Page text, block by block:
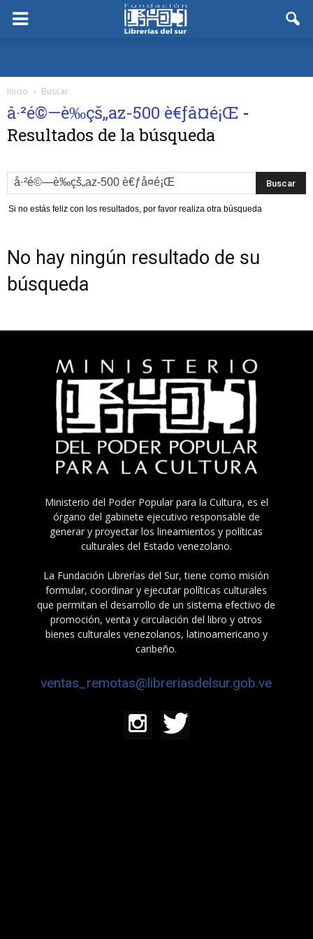
Inicio Buscar
å·²é©—è­‰çš„az-500 è€ƒå¤é¡Œ -
Resultados de la búsqueda
Si no estás feliz con los resultados, por favor realiza otra búsqueda
No hay ningún resultado de su
búsqueda
Ministerio del Poder Popular para la Cultura, es el
órgano del gabinete ejecutivo responsable de
generar y proyectar los lineamientos y políticas
culturales del Estado venezolano.
La Fundación Librerías del Sur, tiene como misión
formular, coordinar y ejecutar políticas culturales
que permitan el desarrollo de un sistema efectivo de
promoción, venta y circulación del libro y otros
bienes culturales venezolanos, latinoamericano y
caribeño.
ventas_remotas@libreriasdelsur.gob.ve